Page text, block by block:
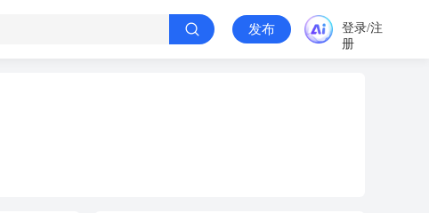
发布
登录/注
册